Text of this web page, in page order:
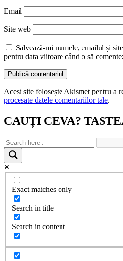
Email
Site web
Salvează-mi numele, emailul și
pentru data viitoare când o să
Acest site folosește Akismet pentru a
procesate datele comentariilor tale.
CAUȚI CEVA?
Exact matches only
Search in title
Search in content